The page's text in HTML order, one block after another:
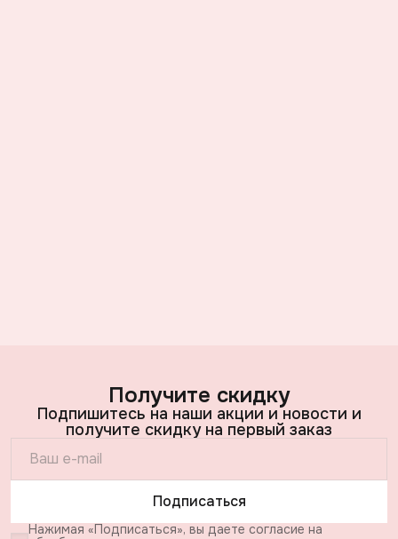
Получите скидку
Подпишитесь на наши акции и новости и
получите скидку на первый заказ
Подписаться
Нажимая «Подписаться», вы даете согласие на